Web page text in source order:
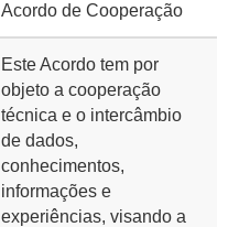
Acordo de Cooperação
Este Acordo tem por
objeto a cooperação
técnica e o intercâmbio
de dados,
conhecimentos,
informações e
experiências, visando a